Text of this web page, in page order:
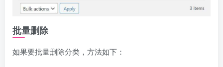
批量删除
如果要批量删除分类，方法如下：